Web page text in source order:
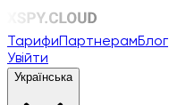
Тарифи ПартнерамБлог
Увійти
Українська